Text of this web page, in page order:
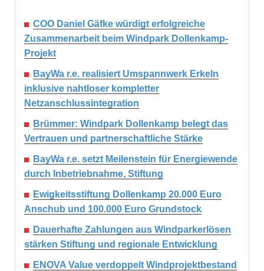
COO Daniel Gäfke würdigt erfolgreiche
Zusammenarbeit beim Windpark Dollenkamp-
Projekt
BayWa r.e. realisiert Umspannwerk Erkeln
inklusive nahtloser kompletter
Netzanschlussintegration
Brümmer: Windpark Dollenkamp belegt das
Vertrauen und partnerschaftliche Stärke
BayWa r.e. setzt Meilenstein für Energiewende
durch Inbetriebnahme, Stiftung
Ewigkeitsstiftung Dollenkamp 20.000 Euro
Anschub und 100.000 Euro Grundstock
Dauerhafte Zahlungen aus Windparkerlösen
stärken Stiftung und regionale Entwicklung
ENOVA Value verdoppelt Windprojektbestand